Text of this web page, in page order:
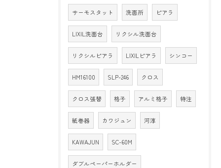
サーモスタット 洗面所 ピアラ
LIXIL洗面台 リクシル洗面台
リクシルピアラ LIXILピアラ シンコー
HM16100 SLP-246 クロス
クロス張替 格子 アルミ格子 特注
紙巻器 カワジュン 河淳
KAWAJUN SC-60M
ダブルペーパーホルダー